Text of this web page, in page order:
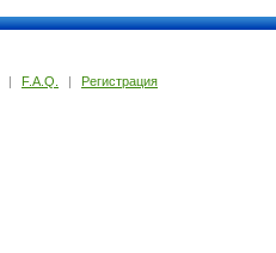
| F.A.Q. | Регистрация